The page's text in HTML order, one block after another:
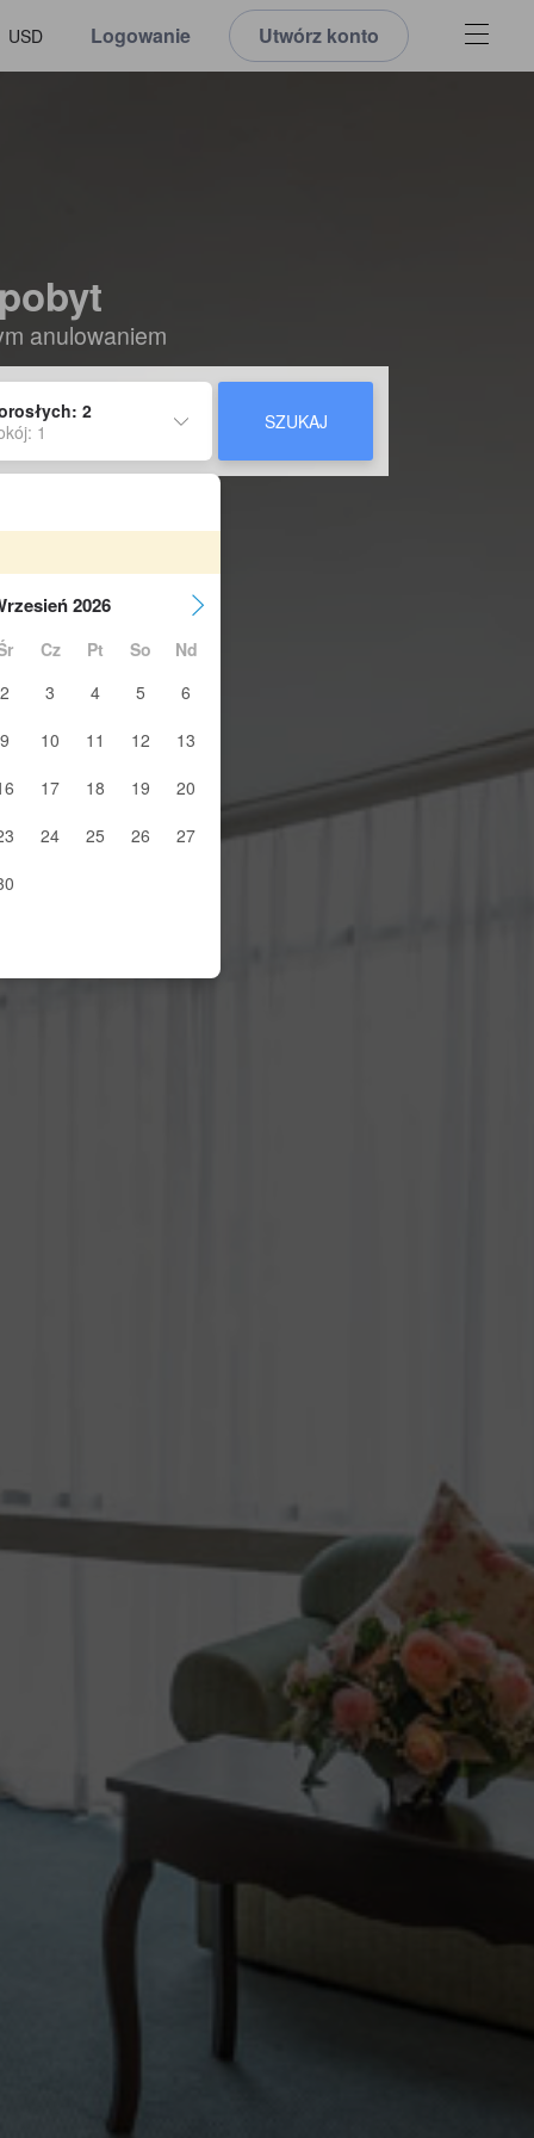
USD Logowanie Utwórz konto
anulowaniem
2
1
SZUKAJ
2026
Cz Pt So
Nd
2
3 4 5
6
9
10 11 12
13
17 18 19
20
24 25 26
27